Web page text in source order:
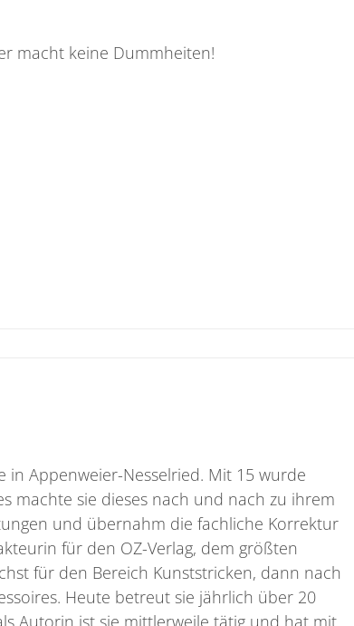
macht keine Dummheiten!
Appenweier-Nesselried. Mit 15 wurde
machte sie dieses nach und nach zu ihrem
und übernahm die fachliche Korrektur
für den OZ-Verlag, dem größten
für den Bereich Kunststricken, dann nach
Heute betreut sie jährlich über 20